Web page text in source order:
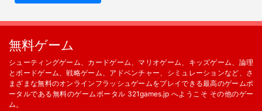
無料ゲーム
シューティングゲーム、カードゲーム、マリオゲーム、キッズゲーム、論理
とボードゲーム、戦略ゲーム、アドベンチャー、シミュレーションなど、さ
まざまな無料のオンラインフラッシュゲームをプレイできる最高のゲームポ
ータルである無料のゲームポータル 321games.jp へようこそ その他のゲー
ム。